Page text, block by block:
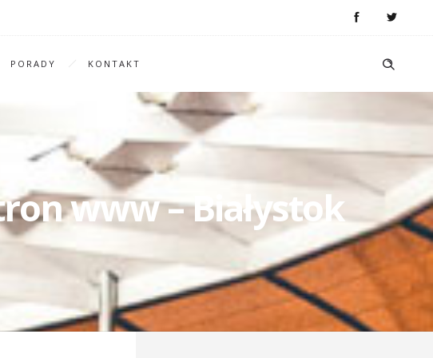
PORADY KONTAKT
www – Białystok